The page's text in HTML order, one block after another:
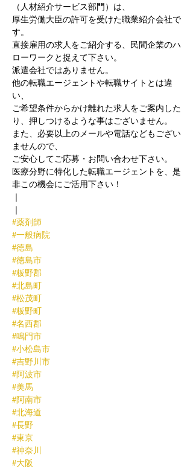
（人材紹介サービス部門）は、
厚生労働大臣の許可を受けた職業紹介会社で
す。
直接雇用の求人をご紹介する、民間企業のハ
ローワークと捉えて下さい。
派遣会社ではありません。
他の転職エージェントや転職サイトとは違
い、
ご希望条件からかけ離れた求人をご案内した
り、押しつけるような事はございません。
また、必要以上のメールや電話などもござい
ませんので、
ご安心してご応募・お問い合わせ下さい。
医療分野に特化した転職エージェントを、是
非この機会にご活用下さい！
｜
｜
#薬剤師
#一般病院
#徳島
#徳島市
#板野郡
#北島町
#松茂町
#板野町
#名西郡
#鳴門市
#小松島市
#吉野川市
#阿波市
#美馬
#阿南市
#北海道
#長野
#東京
#神奈川
#大阪